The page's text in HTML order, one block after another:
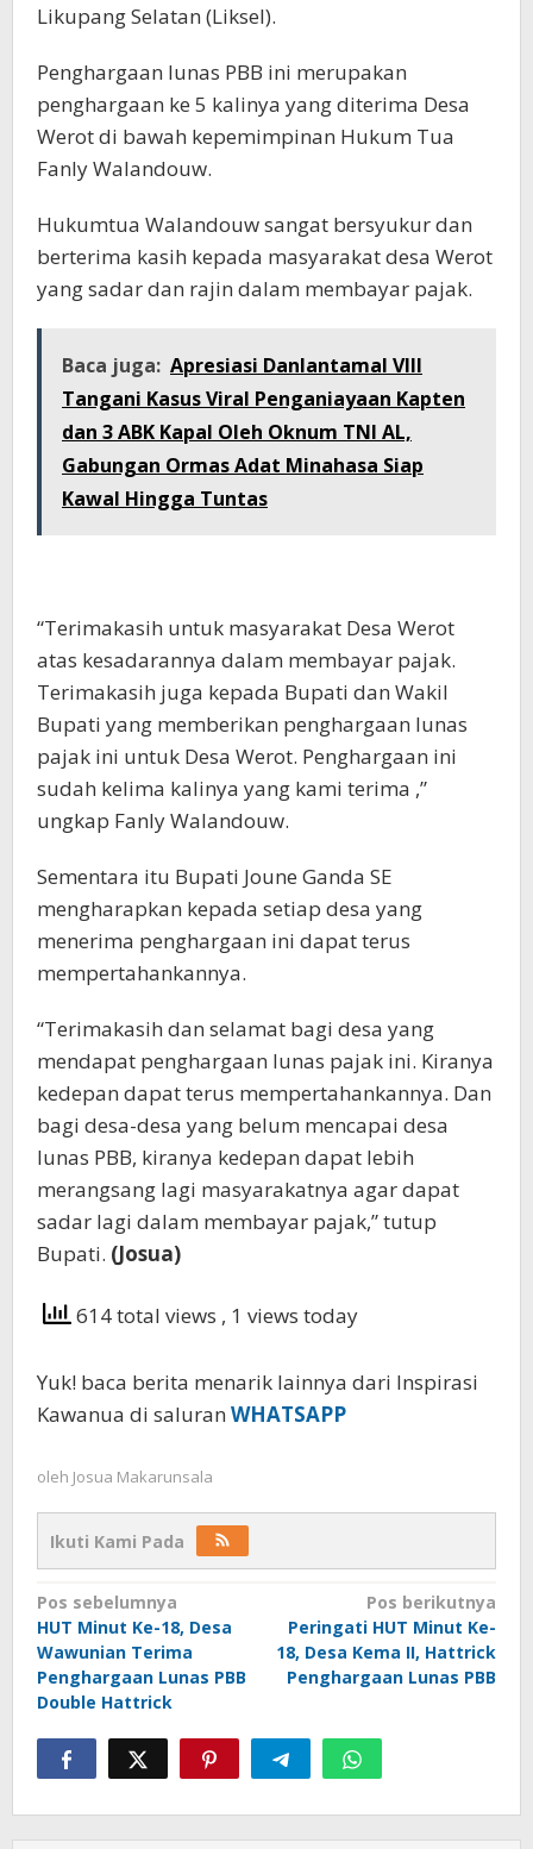
Likupang Selatan (Liksel).
Penghargaan lunas PBB ini merupakan
penghargaan ke 5 kalinya yang diterima Desa
Werot di bawah kepemimpinan Hukum Tua
Fanly Walandouw.
Hukumtua Walandouw sangat bersyukur dan
berterima kasih kepada masyarakat desa Werot
yang sadar dan rajin dalam membayar pajak.
Baca juga: Apresiasi Danlantamal VIII
Tangani Kasus Viral Penganiayaan Kapten
dan 3 ABK Kapal Oleh Oknum TNI AL,
Gabungan Ormas Adat Minahasa Siap
Kawal Hingga Tuntas
“Terimakasih untuk masyarakat Desa Werot
atas kesadarannya dalam membayar pajak.
Terimakasih juga kepada Bupati dan Wakil
Bupati yang memberikan penghargaan lunas
pajak ini untuk Desa Werot. Penghargaan ini
sudah kelima kalinya yang kami terima ,”
ungkap Fanly Walandouw.
Sementara itu Bupati Joune Ganda SE
mengharapkan kepada setiap desa yang
menerima penghargaan ini dapat terus
mempertahankannya.
“Terimakasih dan selamat bagi desa yang
mendapat penghargaan lunas pajak ini. Kiranya
kedepan dapat terus mempertahankannya. Dan
bagi desa-desa yang belum mencapai desa
lunas PBB, kiranya kedepan dapat lebih
merangsang lagi masyarakatnya agar dapat
sadar lagi dalam membayar pajak,” tutup
Bupati. (Josua)
614 total views , 1 views today
Yuk! baca berita menarik lainnya dari Inspirasi
Kawanua di saluran WHATSAPP
oleh Josua Makarunsala
Ikuti Kami Pada
Navigasi
pos
Pos sebelumnya
HUT Minut Ke-18, Desa
Wawunian Terima
Penghargaan Lunas PBB
Double Hattrick
Pos berikutnya
Peringati HUT Minut Ke-
18, Desa Kema II, Hattrick
Penghargaan Lunas PBB